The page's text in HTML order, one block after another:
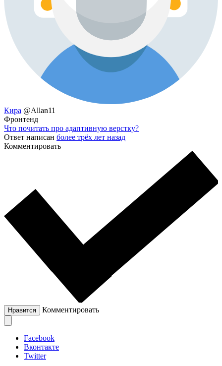
Кира @Allan11
Фронтенд
Что почитать про адаптивную верстку?
Ответ написан более трёх лет назад
Комментировать
Нравится Комментировать
Facebook
Вконтакте
Twitter